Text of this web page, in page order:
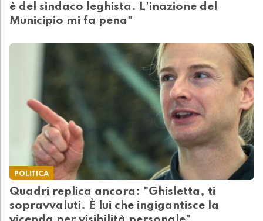
è del sindaco leghista. L'inazione del
Municipio mi fa pena"
POLITICA
Quadri replica ancora: "Ghisletta, ti
sopravvaluti. È lui che ingigantisce la